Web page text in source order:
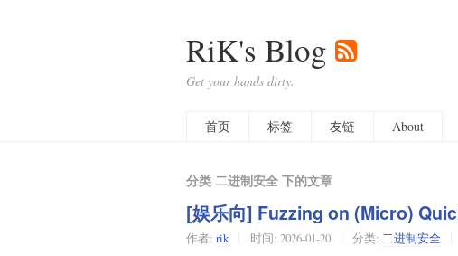
RiK's Blog
Get your hands dirty.
首页
标签 友链 About
分类 二进制安全 下的文章
[娱乐向] Fuzzing on (Micro)
作者: rik 时间: 2026-01-20 分类: 二进制安全